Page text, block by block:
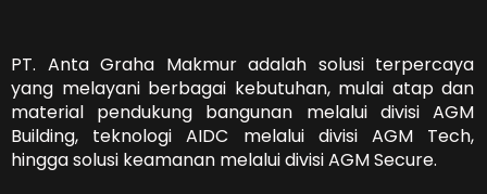
PT. Anta Graha Makmur adalah solusi terpercaya
yang melayani berbagai kebutuhan, mulai atap dan
material pendukung bangunan melalui divisi AGM
Building, teknologi AIDC melalui divisi AGM Tech,
hingga solusi keamanan melalui divisi AGM Secure.